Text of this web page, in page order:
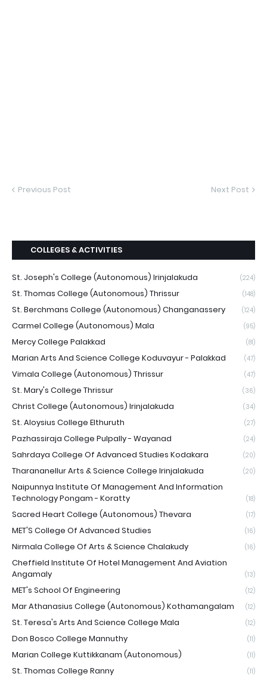
Previous Post Next Post
COLLEGES & ACTIVITIES
St. Joseph's College (Autonomous) Irinjalakuda (224)
St. Thomas College (Autonomous) Thrissur (148)
St. Berchmans College (Autonomous) Changanassery (124)
Carmel College (Autonomous) Mala (95)
Mercy College Palakkad (81)
Marian Arts And Science College Koduvayur - Palakkad (47)
Vimala College (Autonomous) Thrissur (47)
St. Mary's College Thrissur (36)
Christ College (Autonomous) Irinjalakuda (34)
St. Aloysius College Elthuruth (27)
Pazhassiraja College Pulpally - Wayanad (24)
Sahrdaya College Of Advanced Studies Kodakara (20)
Tharananellur Arts & Science College Irinjalakuda (20)
Naipunnya Institute Of Management And Information
Technology Pongam - Koratty
(18)
Sacred Heart College (Autonomous) Thevara (17)
MET'S College Of Advanced Studies (16)
Nirmala College Of Arts & Science Chalakudy (16)
Cheffield Institute Of Hotel Management And Aviation
Angamaly
(13)
MET's School Of Engineering (12)
Mar Athanasius College (Autonomous) Kothamangalam (12)
St. Teresa's Arts And Science College Mala (12)
Don Bosco College Mannuthy (11)
Marian College Kuttikkanam (Autonomous) (11)
St. Thomas College Ranny (11)